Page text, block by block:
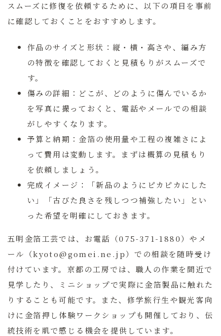
スムーズに修復を依頼するために、以下の項目を事前
に確認しておくことをおすすめします。
作品のサイズと形状： 縦・横・高さや、編み方
の特徴を確認しておくと見積もりがスムーズで
す。
傷みの詳細： どこが、どのように傷んでいるか
を写真に撮っておくと、電話やメールでの相談
がしやすくなります。
予算と納期： 金箔の使用量や工程の複雑さによ
って費用は変動します。まずは概算の見積もり
を依頼しましょう。
完成イメージ：
「新品のようにピカピカにした
い」「古びた良さを残しつつ補強したい」とい
った希望を明確にしておきます。
五明金箔工芸では、お電話（075-371-1880）やメ
ール（kyoto@gomei.ne.jp）での相談を随時受け
付けています。京都の工房では、職人の作業を間近で
見学したり、ミニショップで実際に金箔製品に触れた
りすることも可能です。また、修学旅行生や観光客向
けに金箔押し体験ワークショップも開催しており、伝
統技術を肌で感じる機会を提供しています。